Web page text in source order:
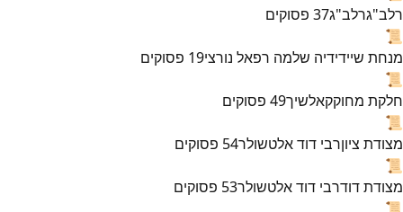
רלב"גרלב"ג37 פסוקים
📜
מנחת שיידידיה שלמה רפאל נורצי19 פסוקים
📜
חלקת מחוקקאלשיך49 פסוקים
📜
מצודת ציוןרבי דוד אלטשולר54 פסוקים
📜
מצודת דודרבי דוד אלטשולר53 פסוקים